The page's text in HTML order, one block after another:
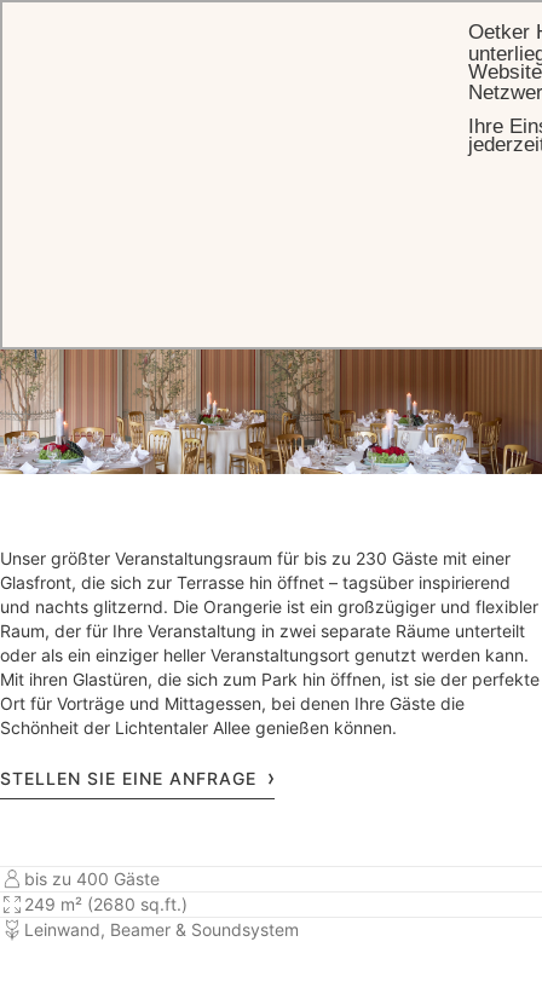
ORANGERIE & FOYER
Unser größter Veranstaltungsraum für bis zu 230 Gäste mit einer
Glasfront, die sich zur Terrasse hin öffnet – tagsüber inspirierend
und nachts glitzernd. Die Orangerie ist ein großzügiger und flexibler
Raum, der für Ihre Veranstaltung in zwei separate Räume unterteilt
oder als ein einziger heller Veranstaltungsort genutzt werden kann.
Mit ihren Glastüren, die sich zum Park hin öffnen, ist sie der perfekte
Ort für Vorträge und Mittagessen, bei denen Ihre Gäste die
Schönheit der Lichtentaler Allee genießen können.
STELLEN SIE EINE ANFRAGE
bis zu 400 Gäste
249 m² (2680 sq.ft.)
Leinwand, Beamer & Soundsystem
Oetker
Ihre